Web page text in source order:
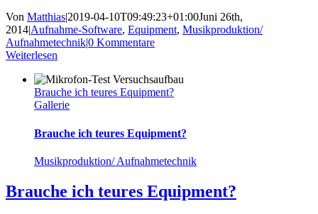
Von Matthias|2019-04-10T09:49:23+01:00Juni 26th,
2014|Aufnahme-Software, Equipment, Musikproduktion/
Aufnahmetechnik|0 Kommentare
Weiterlesen
Brauche ich teures Equipment?
Gallerie
Brauche ich teures Equipment?
Musikproduktion/ Aufnahmetechnik
Brauche ich teures Equipment?